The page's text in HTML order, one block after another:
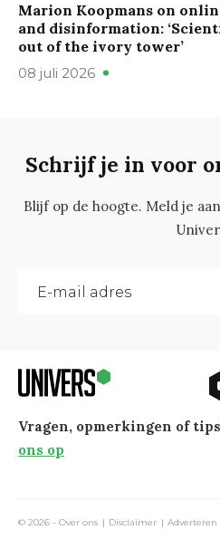
Marion Koopmans on
and disinformation:
out of the ivory tower’
08 juli 2026
Schrijf je in voor
Blijf op de hoogte. Meld je
Vragen, opmerkingen of
ons op
© 2026 - Over ons Disclaimer Adverteren